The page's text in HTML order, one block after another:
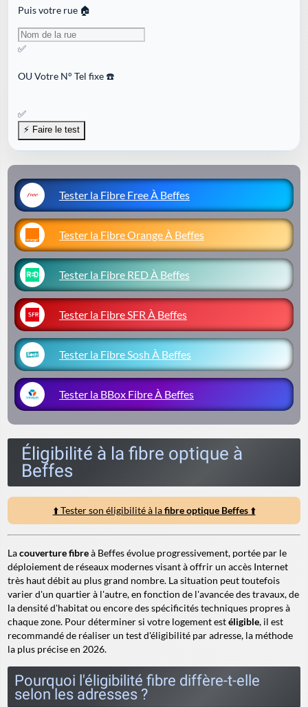
Puis votre rue 🏠
✅
OUVotre N° Tel fixe ☎️
✅
Tester la Fibre Free À Beffes
Tester la Fibre Orange À Beffes
Tester la Fibre RED À Beffes
Tester la Fibre SFR À Beffes
Tester la Fibre Sosh À Beffes
Tester la BBox Fibre À Beffes
Éligibilité à la fibre optique à
Beffes
⬆️ Tester son éligibilité à lafibre optique Beffes⬆️
Lacouverture fibreà Beffes évolue progressivement, portée par le
déploiement de réseaux modernes visant à offrir un accès Internet
très haut débit au plus grand nombre. La situation peut toutefois
varier d'un quartier à l'autre, en fonction de l'avancée des travaux, de
la densité d'habitat ou encore des spécificités techniques propres à
chaque zone. Pour déterminer si votre logement estéligible, il est
recommandé de réaliser un test d'éligibilité par adresse, la méthode
la plus précise en 2026.
Pourquoi l'éligibilité fibre diffère-t-elle
selon les adresses ?